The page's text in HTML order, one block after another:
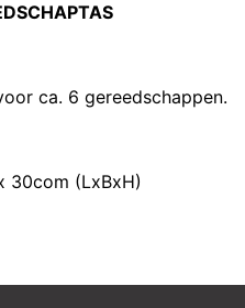
ca. 6 gereedschappen.
30com (LxBxH)